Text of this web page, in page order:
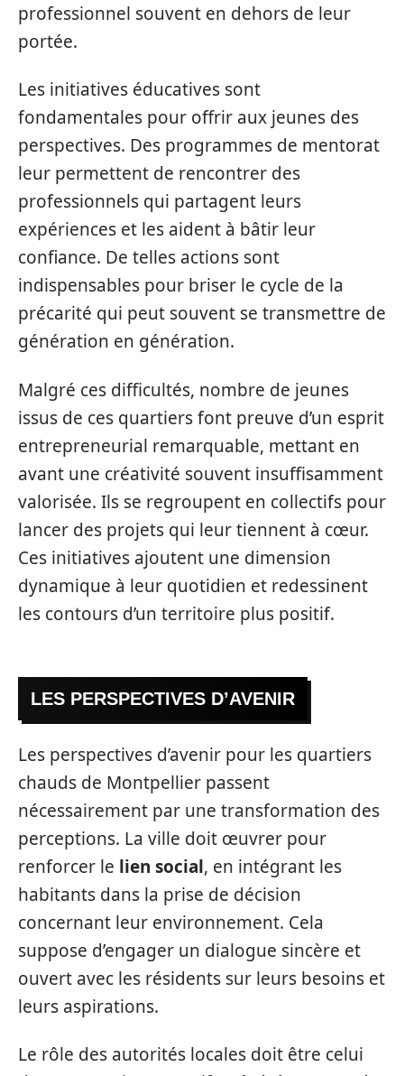
professionnel souvent en dehors de leur
portée.
Les initiatives éducatives sont
fondamentales pour offrir aux jeunes des
perspectives. Des programmes de mentorat
leur permettent de rencontrer des
professionnels qui partagent leurs
expériences et les aident à bâtir leur
confiance. De telles actions sont
indispensables pour briser le cycle de la
précarité qui peut souvent se transmettre de
génération en génération.
Malgré ces difficultés, nombre de jeunes
issus de ces quartiers font preuve d’un esprit
entrepreneurial remarquable, mettant en
avant une créativité souvent insuffisamment
valorisée. Ils se regroupent en collectifs pour
lancer des projets qui leur tiennent à cœur.
Ces initiatives ajoutent une dimension
dynamique à leur quotidien et redessinent
les contours d’un territoire plus positif.
LES PERSPECTIVES D’AVENIR
Les perspectives d’avenir pour les quartiers
chauds de Montpellier passent
nécessairement par une transformation des
perceptions. La ville doit œuvrer pour
renforcer le lien social, en intégrant les
habitants dans la prise de décision
concernant leur environnement. Cela
suppose d’engager un dialogue sincère et
ouvert avec les résidents sur leurs besoins et
leurs aspirations.
Le rôle des autorités locales doit être celui